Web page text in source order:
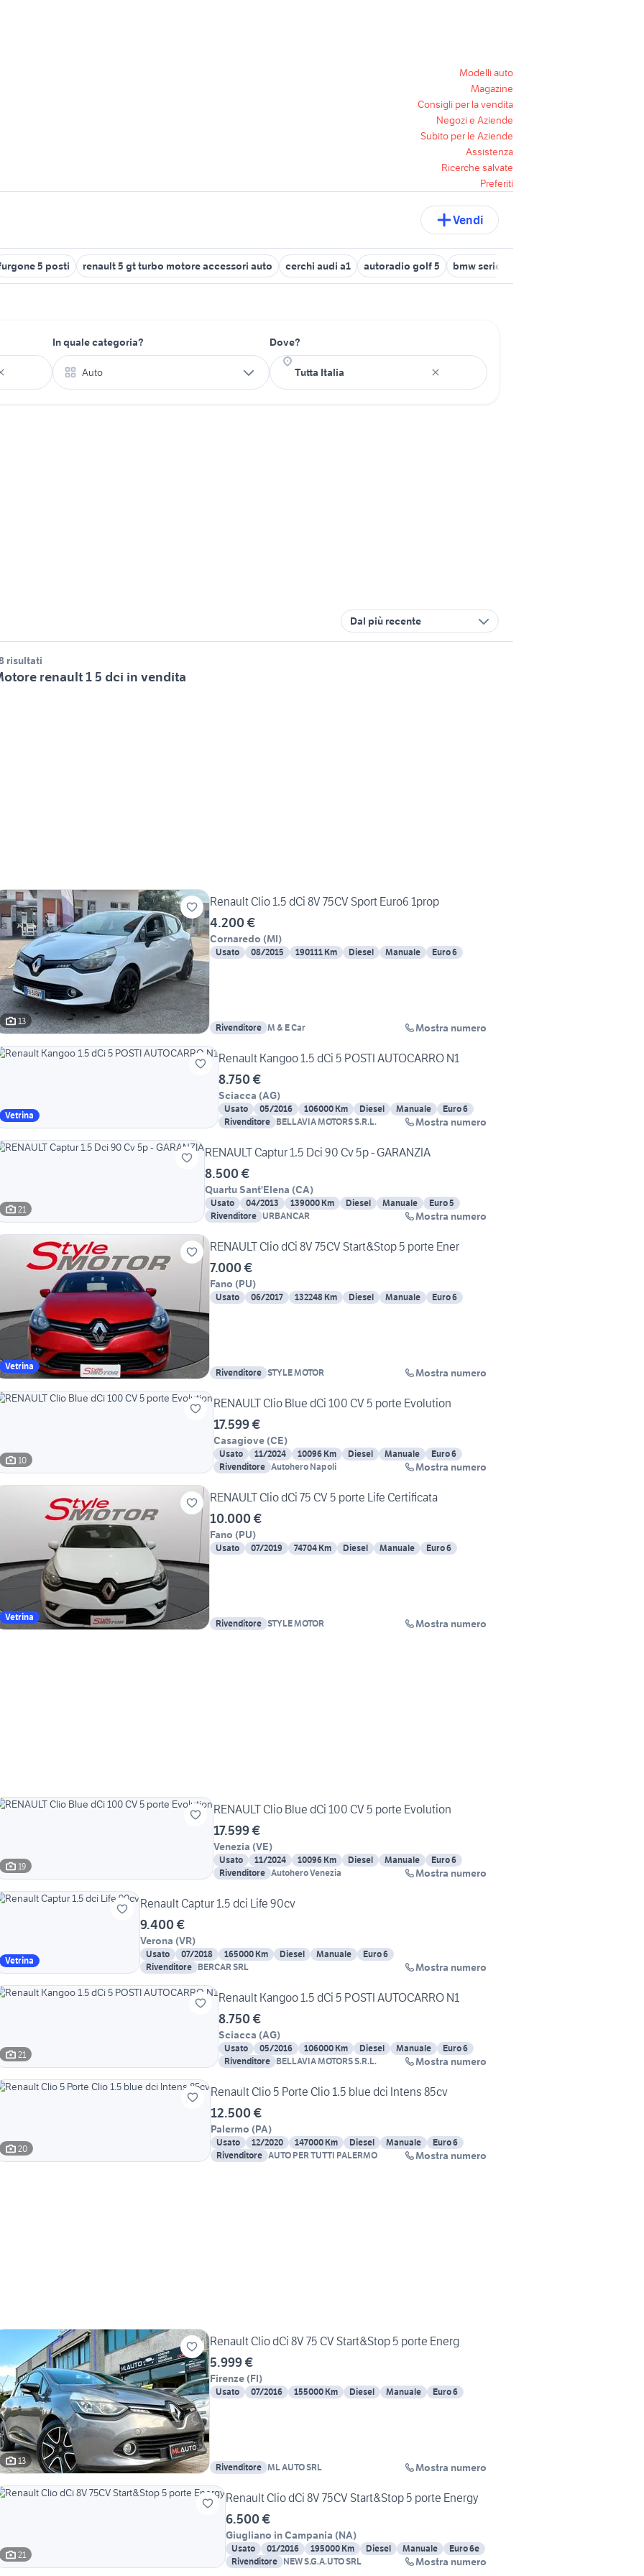
Modelli auto
Magazine
Consigli per la vendita
Negozi e Aziende
Subito per le Aziende
Assistenza
Ricerche salvate
Preferiti
Vendi
5 posti renault 5 gt turbo motore accessori auto cerchi audi a1 autoradio golf 5 bmw serie 1 2022
In quale categoria?
Auto
Dove?
Dal più recente
risultati
renault 1 5 dci in vendita
13
Renault Clio 1.5 dCi 8V 75CV Sport Euro6 1prop
4.200 €
Cornaredo (MI)
Usato 08/2015 190111 Km Diesel Manuale Euro 6
Rivenditore M & E Car Mostra numero
Vetrina
Renault Kangoo 1.5 dCi 5 POSTI AUTOCARRO N1
8.750 €
Sciacca (AG)
Usato 05/2016 106000 Km Diesel Manuale
Euro 6
Rivenditore BELLAVIA MOTORS S.R.L. Mostra numero
21
RENAULT Captur 1.5 Dci 90 Cv 5p - GARANZIA
8.500 €
Quartu Sant'Elena (CA)
Usato 04/2013 139000 Km Diesel Manuale
Euro 5
Rivenditore URBANCAR Mostra numero
Vetrina
RENAULT Clio dCi 8V 75CV Start&Stop 5 porte Ener
7.000 €
Fano (PU)
Usato 06/2017 132248 Km Diesel Manuale Euro 6
Rivenditore STYLE MOTOR Mostra numero
10
RENAULT Clio Blue dCi 100 CV 5 porte Evolution
17.599 €
Casagiove (CE)
Usato 11/2024 10096 Km Diesel Manuale
Euro 6
Rivenditore Autohero Napoli Mostra numero
Vetrina
RENAULT Clio dCi 75 CV 5 porte Life Certificata
10.000 €
Fano (PU)
Usato 07/2019 74704 Km Diesel Manuale Euro 6
Rivenditore STYLE MOTOR Mostra numero
19
RENAULT Clio Blue dCi 100 CV 5 porte Evolution
17.599 €
Venezia (VE)
Usato 11/2024 10096 Km Diesel Manuale
Euro 6
Rivenditore Autohero Venezia Mostra numero
Vetrina
Renault Captur 1.5 dci Life 90cv
9.400 €
Verona (VR)
Usato 07/2018 165000 Km Diesel Manuale
Euro 6
Rivenditore BERCAR SRL Mostra numero
21
Renault Kangoo 1.5 dCi 5 POSTI AUTOCARRO N1
8.750 €
Sciacca (AG)
Usato 05/2016 106000 Km Diesel Manuale
Euro 6
Rivenditore BELLAVIA MOTORS S.R.L. Mostra numero
20
Renault Clio 5 Porte Clio 1.5 blue dci Intens 85cv
12.500 €
Palermo (PA)
Usato 12/2020 147000 Km Diesel Manuale
Euro 6
Rivenditore AUTO PER TUTTI PALERMO Mostra numero
13
Renault Clio dCi 8V 75 CV Start&Stop 5 porte Energ
5.999 €
Firenze (FI)
Usato 07/2016 155000 Km Diesel Manuale Euro 6
Rivenditore ML AUTO SRL Mostra numero
21
Renault Clio dCi 8V 75CV Start&Stop 5 porte Energy
6.500 €
Giugliano in Campania (NA)
Usato 01/2016 195000 Km Diesel Manuale
Euro 6e
Rivenditore NEW S.G.A.UTO SRL Mostra numero